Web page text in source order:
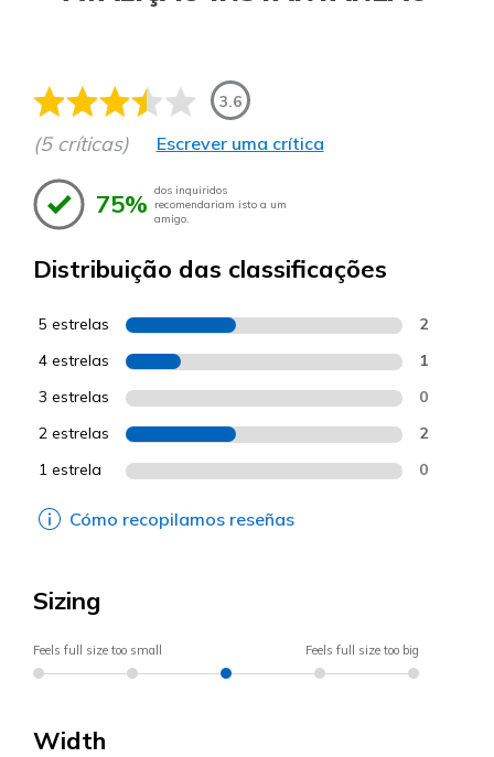
3.6
(5 críticas) Escrever uma crítica
75% dos inquiridos
recomendariam isto a um
amigo.
Distribuição das classificações
5 estrelas 2
4 estrelas 1
3 estrelas 0
2 estrelas 2
1 estrela 0
Cómo recopilamos reseñas
Sizing
Feels full size too small Feels full size too big
Width